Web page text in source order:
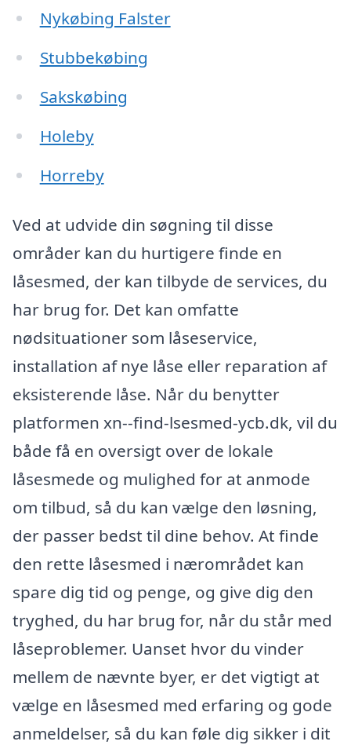
Nykøbing Falster
Stubbekøbing
Sakskøbing
Holeby
Horreby
Ved at udvide din søgning til disse
områder kan du hurtigere finde en
låsesmed, der kan tilbyde de services, du
har brug for. Det kan omfatte
nødsituationer som låseservice,
installation af nye låse eller reparation af
eksisterende låse. Når du benytter
platformen xn--find-lsesmed-ycb.dk, vil du
både få en oversigt over de lokale
låsesmede og mulighed for at anmode
om tilbud, så du kan vælge den løsning,
der passer bedst til dine behov. At finde
den rette låsesmed i nærområdet kan
spare dig tid og penge, og give dig den
tryghed, du har brug for, når du står med
låseproblemer. Uanset hvor du vinder
mellem de nævnte byer, er det vigtigt at
vælge en låsesmed med erfaring og gode
anmeldelser, så du kan føle dig sikker i dit